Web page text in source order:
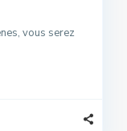
vous serez